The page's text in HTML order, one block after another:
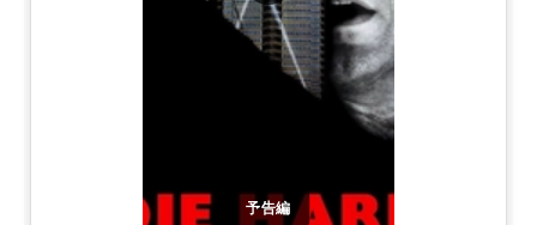
予告編